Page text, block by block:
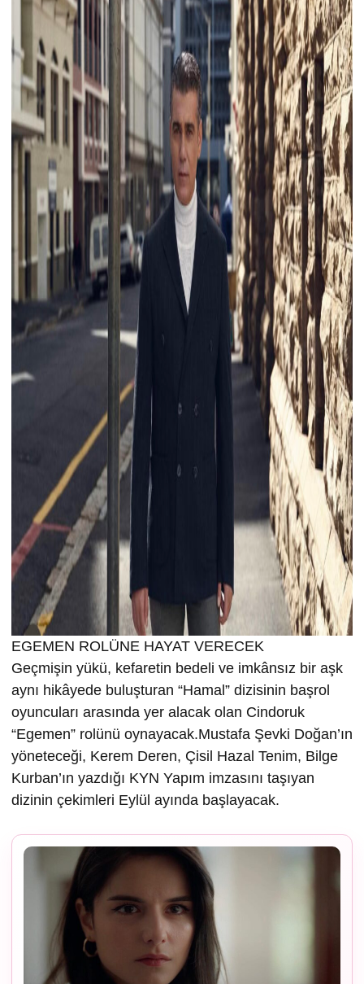
EGEMEN ROLÜNE HAYAT VERECEK
Geçmişin yükü, kefaretin bedeli ve imkânsız bir aşk
aynı hikâyede buluşturan “Hamal” dizisinin başrol
oyuncuları arasında yer alacak olan Cindoruk
“Egemen” rolünü oynayacak.Mustafa Şevki Doğan’ın
yöneteceği, Kerem Deren, Çisil Hazal Tenim, Bilge
Kurban’ın yazdığı KYN Yapım imzasını taşıyan
dizinin çekimleri Eylül ayında başlayacak.